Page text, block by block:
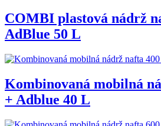
COMBI plastová nádrž
AdBlue 50 L
Kombinovaná mobilná
+ Adblue 40 L